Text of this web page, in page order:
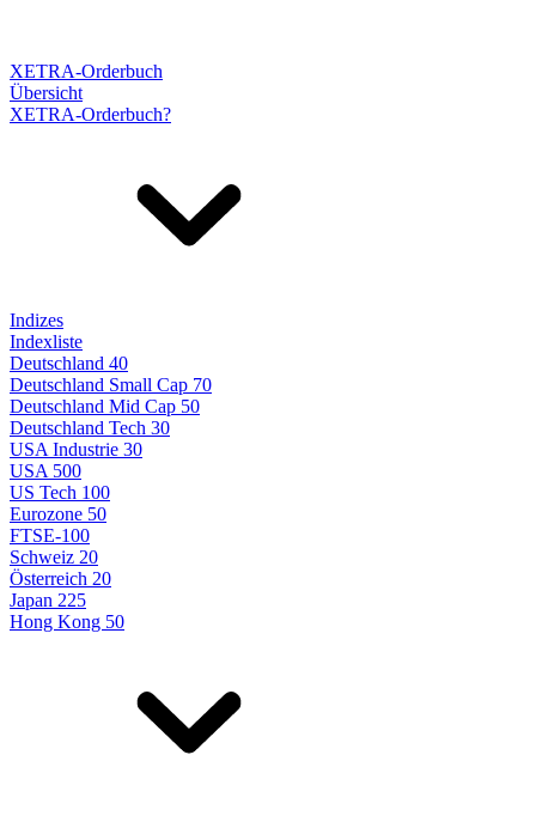
XETRA-Orderbuch
Übersicht
XETRA-Orderbuch?
Indizes
Indexliste
Deutschland 40
Deutschland Small Cap 70
Deutschland Mid Cap 50
Deutschland Tech 30
USA Industrie 30
USA 500
US Tech 100
Eurozone 50
FTSE-100
Schweiz 20
Österreich 20
Japan 225
Hong Kong 50